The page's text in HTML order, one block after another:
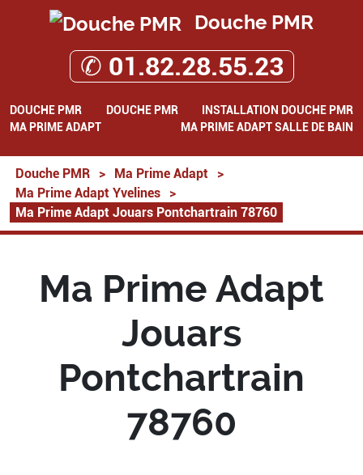
Douche PMR
✆ 01.82.28.55.23
DOUCHE PMR DOUCHE PMR
INSTALLATION DOUCHE PMR
MA PRIME ADAPT
MA PRIME ADAPT SALLE DE BAIN
Douche PMR > Ma Prime Adapt
>
Ma Prime Adapt Yvelines
>
Ma Prime Adapt Jouars Pontchartrain 78760
Ma Prime Adapt
Jouars
Pontchartrain
78760